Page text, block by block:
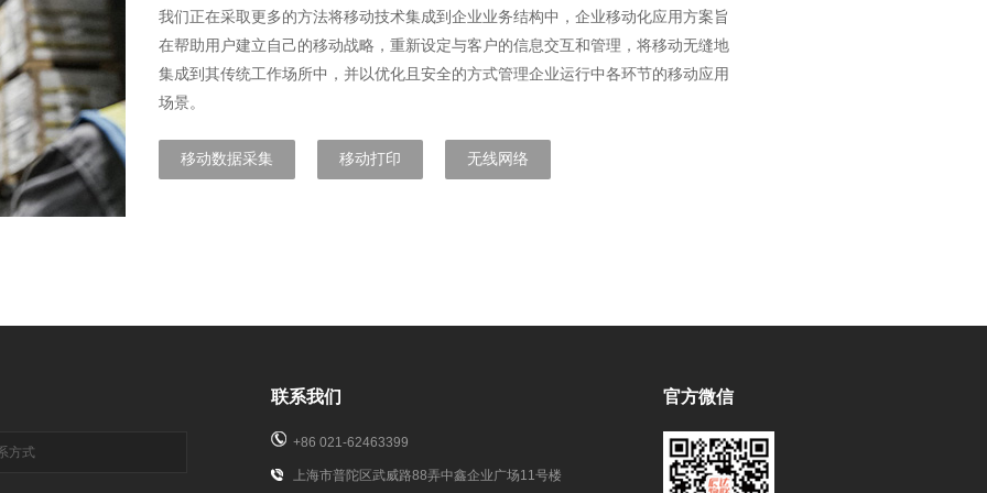
我们正在采取更多的方法将移动技术集成到企业业务结构中，企业移动化应用方案旨
在帮助用户建立自己的移动战略，重新设定与客户的信息交互和管理，将移动无缝地
集成到其传统工作场所中，并以优化且安全的方式管理企业运行中各环节的移动应用
场景。
移动数据采集 移动打印 无线网络
联系我们
+86 021-62463399
上海市普陀区武威路88弄中鑫企业广场11号楼
官方微信